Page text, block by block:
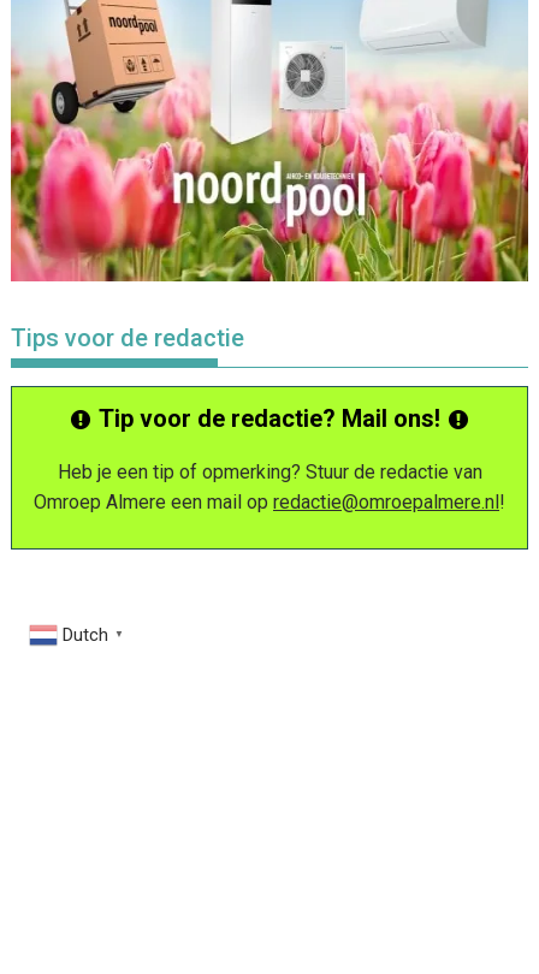
Tips voor de redactie
Tip voor de redactie? Mail ons!
Heb je een tip of opmerking? Stuur de redactie van
Omroep Almere een mail op redactie@omroepalmere.nl!
Dutch ▼